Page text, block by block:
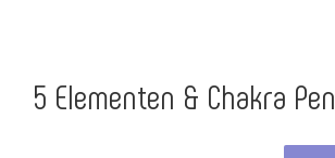
5 Elementen & Chakra